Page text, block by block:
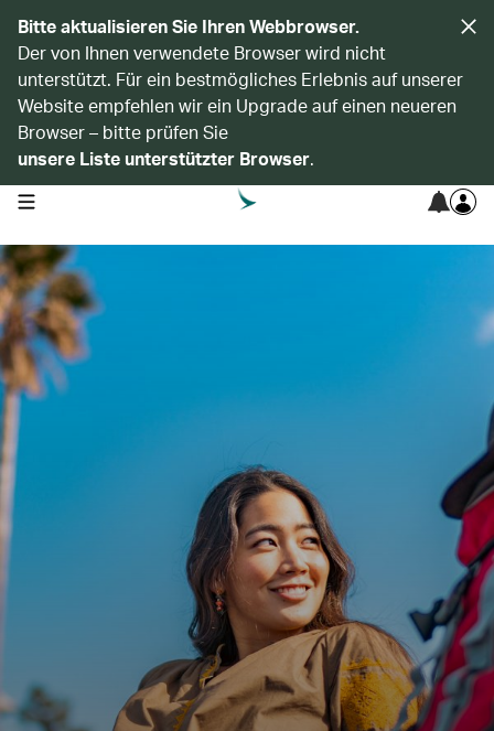
Bitte aktualisieren Sie Ihren Webbrowser.
Der von Ihnen verwendete Browser wird nicht
unterstützt. Für ein bestmögliches Erlebnis auf unserer
Website empfehlen wir ein Upgrade auf einen neueren
Browser – bitte prüfen Sie
unsere Liste unterstützter Browser.
open navigation menu